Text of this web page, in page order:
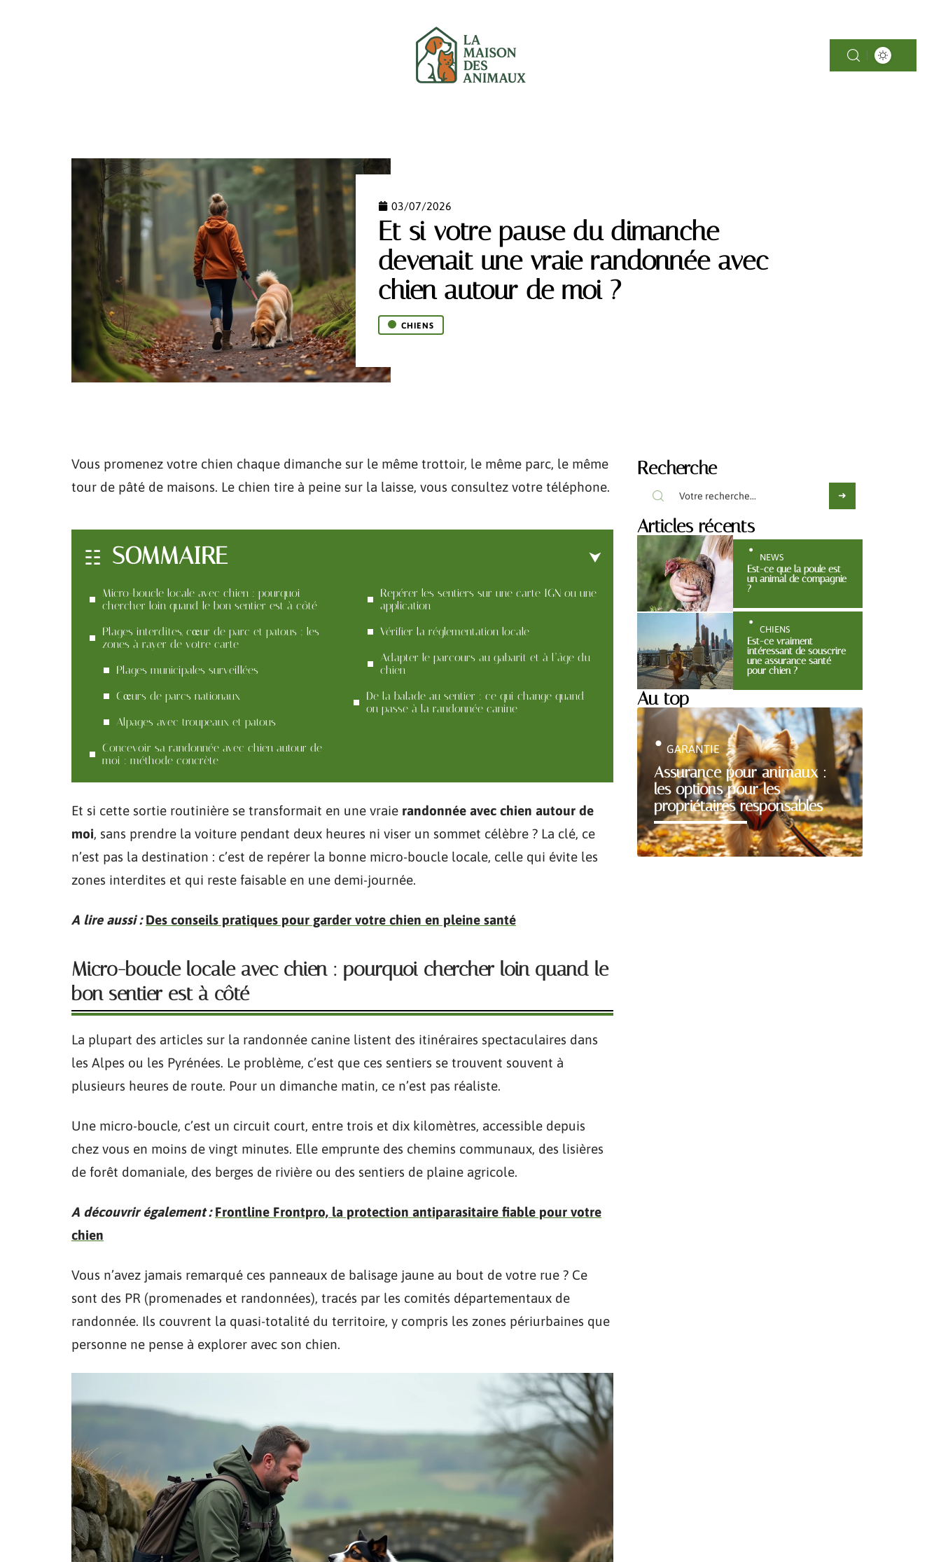
03/07/2026
Et si votre pause du dimanche
devenait une vraie randonnée avec
chien autour de moi ?
CHIENS
Vous promenez votre chien chaque dimanche sur le même trottoir, le même parc, le même
tour de pâté de maisons. Le chien tire à peine sur la laisse, vous consultez votre téléphone.
SOMMAIRE
Micro-boucle locale avec chien : pourquoi
chercher loin quand le bon sentier est à côté
Plages interdites, cœur de parc et patous : les
zones à rayer de votre carte
Plages municipales surveillées
Cœurs de parcs nationaux
Alpages avec troupeaux et patous
Concevoir sa randonnée avec chien autour de
moi : méthode concrète
Repérer les sentiers sur une carte IGN ou une
application
Vérifier la réglementation locale
Adapter le parcours au gabarit et à l’âge du
chien
De la balade au sentier : ce qui change quand
on passe à la randonnée canine
Et si cette sortie routinière se transformait en une vraie randonnée avec chien autour de
moi, sans prendre la voiture pendant deux heures ni viser un sommet célèbre ? La clé, ce
n’est pas la destination : c’est de repérer la bonne micro-boucle locale, celle qui évite les
zones interdites et qui reste faisable en une demi-journée.
A lire aussi : Des conseils pratiques pour garder votre chien en pleine santé
Micro-boucle locale avec chien : pourquoi chercher loin quand le
bon sentier est à côté
La plupart des articles sur la randonnée canine listent des itinéraires spectaculaires dans
les Alpes ou les Pyrénées. Le problème, c’est que ces sentiers se trouvent souvent à
plusieurs heures de route. Pour un dimanche matin, ce n’est pas réaliste.
Une micro-boucle, c’est un circuit court, entre trois et dix kilomètres, accessible depuis
chez vous en moins de vingt minutes. Elle emprunte des chemins communaux, des lisières
de forêt domaniale, des berges de rivière ou des sentiers de plaine agricole.
A découvrir également : Frontline Frontpro, la protection antiparasitaire fiable pour votre
chien
Vous n’avez jamais remarqué ces panneaux de balisage jaune au bout de votre rue ? Ce
sont des PR (promenades et randonnées), tracés par les comités départementaux de
randonnée. Ils couvrent la quasi-totalité du territoire, y compris les zones périurbaines que
personne ne pense à explorer avec son chien.
Recherche
Articles récents
NEWS
Est-ce que la poule est
un animal de compagnie
?
CHIENS
Est-ce vraiment
intéressant de souscrire
une assurance santé
pour chien ?
Au top
Assurance pour animaux :
les options pour les
propriétaires responsables
GARANTIE